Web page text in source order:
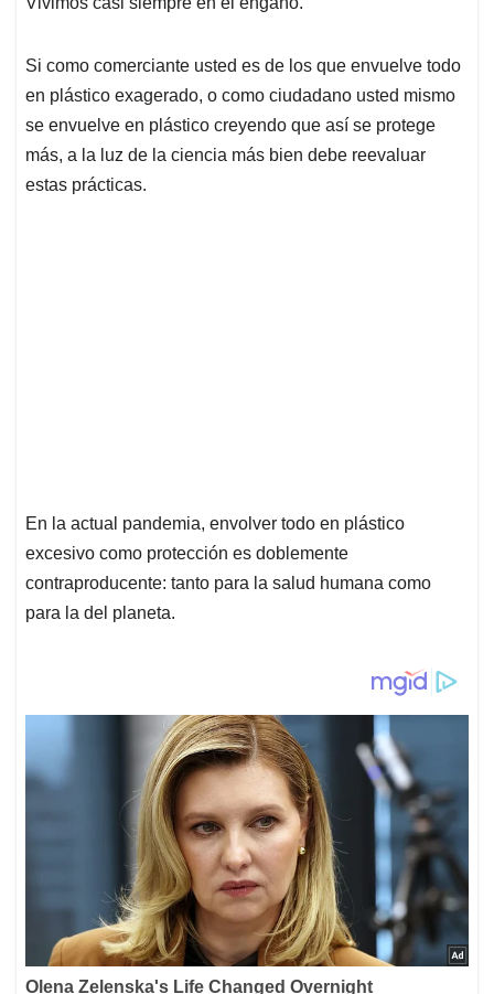
s
p
p
b
o
k
e
I
n
l
a
s
Si como comerciante usted es de los que envuelve todo
en plástico exagerado, o como ciudadano usted mismo
se envuelve en plástico creyendo que así se protege
más, a la luz de la ciencia más bien debe reevaluar
estas prácticas.
En la actual pandemia, envolver todo en plástico
excesivo como protección es doblemente
contraproducente: tanto para la salud humana como
para la del planeta.